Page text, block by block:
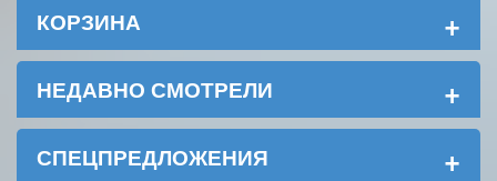
КОРЗИНА +
НЕДАВНО СМОТРЕЛИ +
СПЕЦПРЕДЛОЖЕНИЯ +